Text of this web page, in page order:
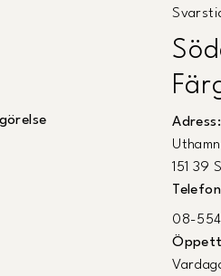
Adress:
151 39
08-